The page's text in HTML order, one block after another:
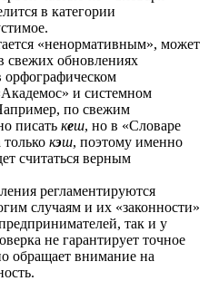
в категории
«ненормативным», может
свежих обновлениях
орфографическом
и системном
по свежим
писать кеш, но в «Словаре
кэш, поэтому именно
считаться верным
регламентируются
случаям и их «законности»
так и у
не гарантирует точное
обращает внимание на